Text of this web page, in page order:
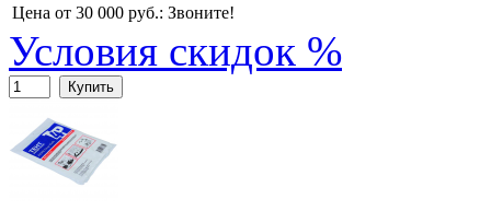
Цена от 30 000 руб.: Звоните!
Условия скидок %
Купить